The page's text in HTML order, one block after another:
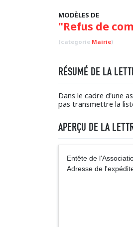
MODÈLES DE
"Refus de
(categorie Mairie)
RÉSUMÉ DE LA
Dans le cadre d'une
pas transmettre la
APERÇU DE LA
Entête
Adresse de